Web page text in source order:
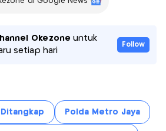
Okezone untuk
setiap hari
Follow
Polda Metro Jaya